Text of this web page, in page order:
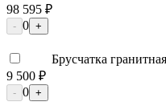
98 595 ₽
- 0 +
Брусчатка
9 500 ₽
- 0 +